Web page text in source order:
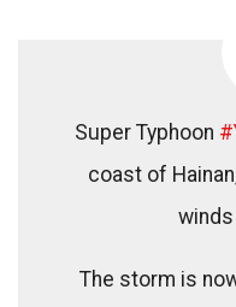
Super Typhoon
coast of
winds
The storm is